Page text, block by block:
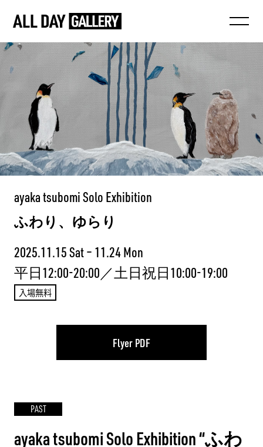
ayaka tsubomi Solo Exhibition
ふわり、ゆらり
2025.11.15 Sat – 11.24 Mon
平日12:00-20:00／土日祝日10:00-19:00
入場無料
Flyer PDF
PAST
ayaka tsubomi Solo Exhibition “ふわ